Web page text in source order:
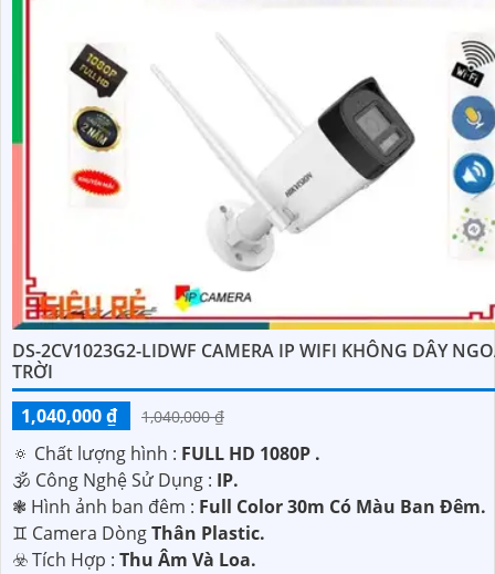
DS-2CV1023G2-LIDWF CAMERA IP WIFI KHÔNG DÂY
TRỜI
1,040,000 ₫
1,040,000 ₫
🔅 Chất lượng hình : FULL HD 1080P .
🕉️ Công Nghệ Sử Dụng : IP.
❃ Hình ảnh ban đêm : Full Color 30m Có Màu Ban Ðêm.
♊ Camera DòngThân Plastic.
️☣️ Tích Hợp : Thu Âm Và Loa.